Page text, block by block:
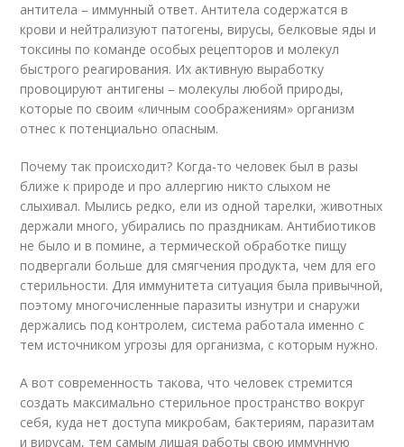
антитела – иммунный ответ. Антитела содержатся в
крови и нейтрализуют патогены, вирусы, белковые яды и
токсины по команде особых рецепторов и молекул
быстрого реагирования. Их активную выработку
провоцируют антигены – молекулы любой природы,
которые по своим «личным соображениям» организм
отнес к потенциально опасным.
Почему так происходит? Когда-то человек был в разы
ближе к природе и про аллергию никто слыхом не
слыхивал. Мылись редко, ели из одной тарелки, животных
держали много, убирались по праздникам. Антибиотиков
не было и в помине, а термической обработке пищу
подвергали больше для смягчения продукта, чем для его
стерильности. Для иммунитета ситуация была привычной,
поэтому многочисленные паразиты изнутри и снаружи
держались под контролем, система работала именно с
тем источником угрозы для организма, с которым нужно.
А вот современность такова, что человек стремится
создать максимально стерильное пространство вокруг
себя, куда нет доступа микробам, бактериям, паразитам
и вирусам, тем самым лишая работы свою иммунную